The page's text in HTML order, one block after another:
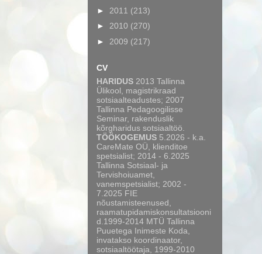
► 2011 (213)
► 2010 (270)
► 2009 (217)
CV
HARIDUS 2013 Tallinna
Ülikool, magistrikraad
sotsiaalteadustes; 2007
Tallinna Pedagoogilisse
Seminar, rakenduslik
kõrgharidus sotsiaaltöö.
TÖÖKOGEMUS 5.2026 - k.a.
CareMate OÜ, klienditoe
spetsialist; 2014 - 6.2025
Tallinna Sotsiaal- ja
Tervishoiuamet,
vanemspetsialist; 2002 -
7.2025 FIE
nõustamisteenused,
raamatupidamiskonsultatsiooni
d.1999-2014 MTÜ Tallinna
Puuetega Inimeste Koda,
invatakso koordinaator,
sotsiaaltöötaja, 1999-2010